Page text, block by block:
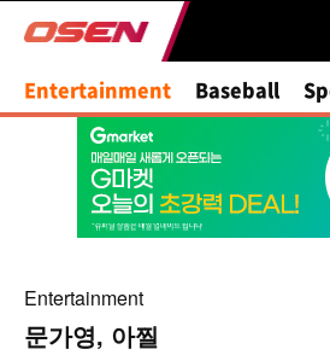
Entertainment Baseball
Entertainment
문가영, 아찔